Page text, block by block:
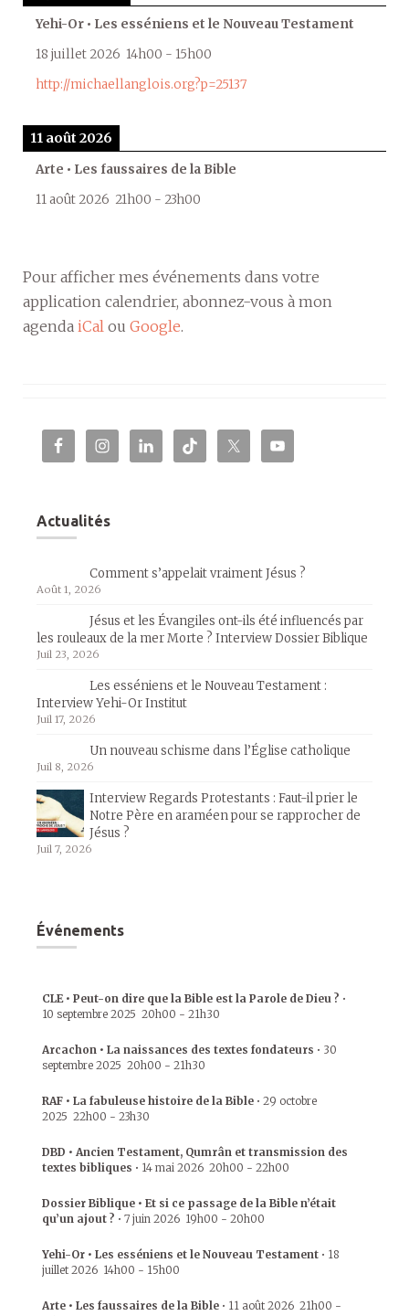
Yehi-Or • Les esséniens et le Nouveau Testament
18 juillet 2026 14h00 - 15h00
http://michaellanglois.org?p=25137
11 août 2026
Arte • Les faussaires de la Bible
11 août 2026 21h00 - 23h00
Pour afficher mes événements dans votre
application calendrier, abonnez-vous à mon
agenda iCal ou Google.
Actualités
Comment s’appelait vraiment Jésus ?
Août 1, 2026
Jésus et les Évangiles ont-ils été influencés par
les rouleaux de la mer Morte ? Interview Dossier Biblique
Juil 23, 2026
Les esséniens et le Nouveau Testament :
Interview Yehi-Or Institut
Juil 17, 2026
Un nouveau schisme dans l’Église catholique
Juil 8, 2026
Interview Regards Protestants : Faut-il prier le
Notre Père en araméen pour se rapprocher de
Jésus ?
Juil 7, 2026
Événements
CLE • Peut-on dire que la Bible est la Parole de Dieu ? •
10 septembre 2025 20h00 - 21h30
Arcachon • La naissances des textes fondateurs • 30
septembre 2025 20h00 - 21h30
RAF • La fabuleuse histoire de la Bible • 29 octobre
2025 22h00 - 23h30
DBD • Ancien Testament, Qumrân et transmission des
textes bibliques • 14 mai 2026 20h00 - 22h00
Dossier Biblique • Et si ce passage de la Bible n’était
qu’un ajout ? • 7 juin 2026 19h00 - 20h00
Yehi-Or • Les esséniens et le Nouveau Testament • 18
juillet 2026 14h00 - 15h00
Arte • Les faussaires de la Bible • 11 août 2026 21h00 -